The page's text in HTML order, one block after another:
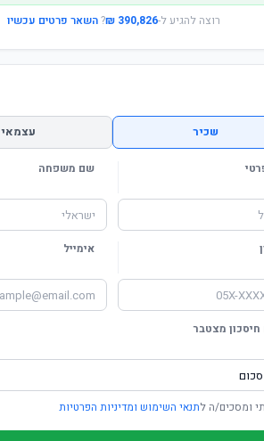
רוצה להגיע ל-390,826 ₪
?השאר פרטים עכשיו
שכיר עצמאי
שם משפחה
אימייל
חיסכון מצטבר
ומסכים/ה לתנאי השימוש ומדיניות הפרטיות